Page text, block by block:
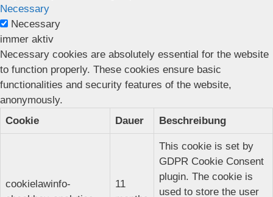
Necessary
Necessary
immer aktiv
Necessary cookies are absolutely essential for the website
to function properly. These cookies ensure basic
functionalities and security features of the website,
anonymously.
Cookie
Dauer Beschreibung
cookielawinfo-
11
This cookie is set by
GDPR Cookie Consent
plugin. The cookie is
used to store the user